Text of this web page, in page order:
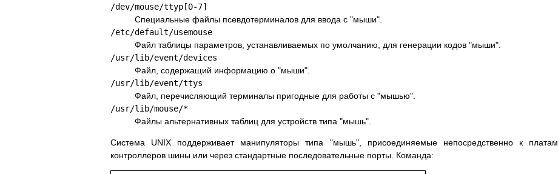
/dev/mouse/ttyp[0-7]
Специальные файлы псевдотерминалов для ввода с "мыши".
/etc/default/usemouse
Файл таблицы параметров, устанавливаемых по умолчанию, для генерации кодов "мыши".
/usr/lib/event/devices
Файл, содержащий информацию о "мыши".
/usr/lib/event/ttys
Файл, перечисляющий терминалы пригодные для работы с "мышью".
/usr/lib/mouse/*
Файлы альтернативных таблиц для устройств типа "мышь".
Система UNIX поддерживает манипуляторы типа "мышь", присоединяемые непосредственно к платам
контроллеров шины или через стандартные последовательные порты. Команда: